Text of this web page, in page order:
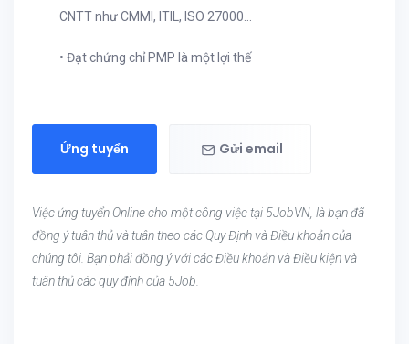
CNTT như CMMI, ITIL, ISO 27000...
• Đạt chứng chỉ PMP là một lợi thế
Ứng tuyển Gửi email
Việc ứng tuyển Online cho một công việc tại 5JobVN, là bạn đã
đồng ý tuân thủ và tuân theo các Quy Định và Điều khoản của
chúng tôi. Bạn phải đồng ý với các Điều khoản và Điều kiện và
tuân thủ các quy định của 5Job.